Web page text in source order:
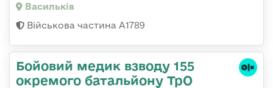
Васильків
Військова частина А1789
Бойовий медик взводу 155
окремого батальйону ТрО